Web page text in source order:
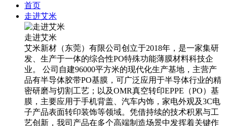
首页
走进艾米
走进艾米
艾米新材（东莞）有限公司创立于2018年，是一家集研
发、生产于一体的综合性PO特殊功能薄膜材料科技企
业。 公司自建96000平方米的现代化生产基地，主营产
品有半导体胶带PO基膜，可广泛应用于半导体行业的精
密研磨与切割工艺；以及OMR真空转印EPPE（PO）基
膜，主要应用于手机背盖、汽车内饰，家电外观及3C电
子产品表面转印装饰等领域。凭借持续的技术积累与工
艺创新，我司产品在多个高端制造场景中发挥着关键作